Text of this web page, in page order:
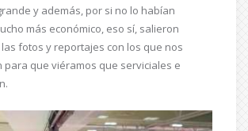
y además, por si no lo habían
más económico, eso sí, salieron
fotos y reportajes con los que nos
para que viéramos que serviciales e